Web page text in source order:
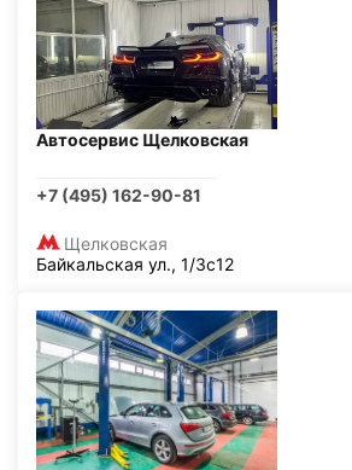
Автосервис Щелковская
+7 (495) 162-90-81
Щелковская
Байкальская ул., 1/3с12